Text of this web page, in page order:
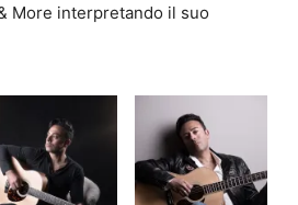
More interpretando il suo